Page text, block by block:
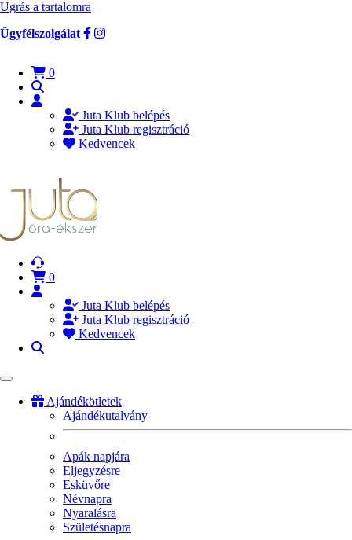
Ugrás a tartalomra
Ügyfélszolgálat
0
Juta Klub belépés
Juta Klub regisztráció
Kedvencek
0
Juta Klub belépés
Juta Klub regisztráció
Kedvencek
Ajándékötletek
Ajándékutalvány
Apák napjára
Eljegyzésre
Esküvőre
Névnapra
Nyaralásra
Születésnapra